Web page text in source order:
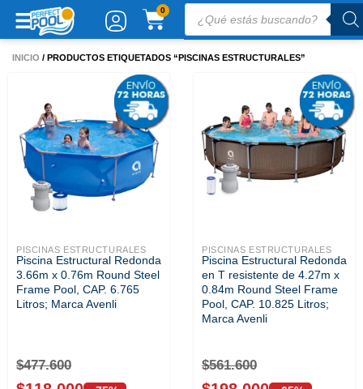
0
CARRITO
productos
INICIO / PRODUCTOS ETIQUETADOS “PISCINAS ESTRUCTURALES”
PISCINAS ESTRUCTURALES
Piscina Estructural Redonda
3.66m x 0.76m Round Steel
Frame Pool, CAP. 6.765
Litros; Marca Avenli
$477.600
PISCINAS ESTRUCTURALES
Piscina Estructural Redonda
en T resistente de 4.27m x
0.84m Round Steel Frame
Pool, CAP. 10.825 Litros;
Marca Avenli
$561.600